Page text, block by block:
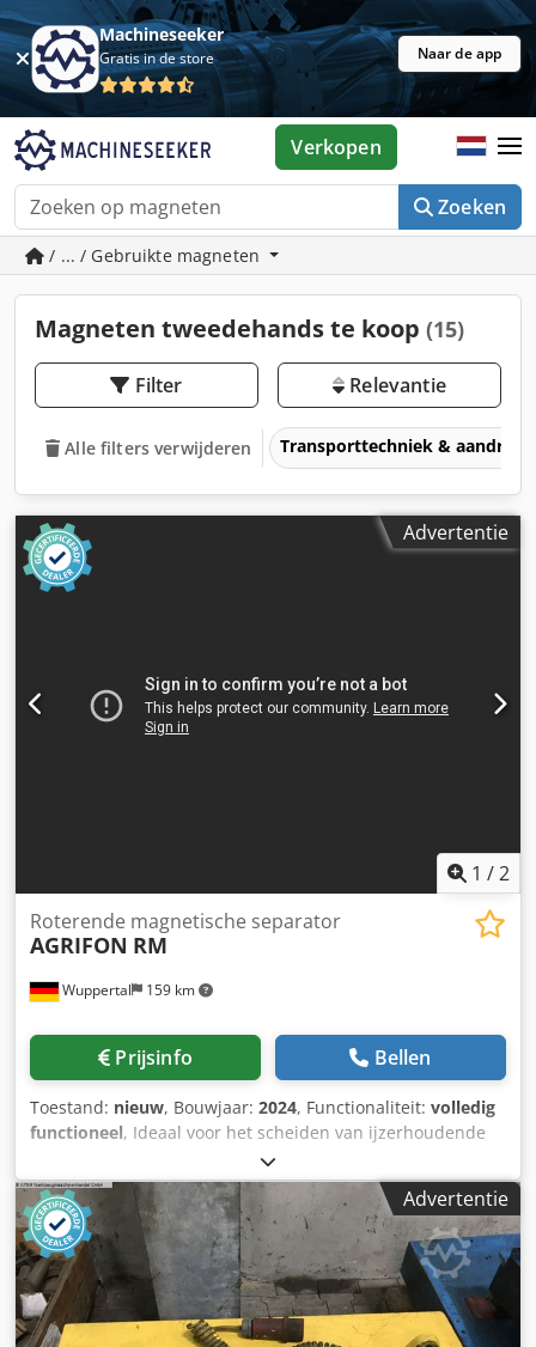
Machineseeker
Gratis in de store Naar de app
Zoeken
Verkopen
/ ... / Gebruikte magneten
Magneten tweedehands te koop (15)
Filter Relevantie
Alle filters verwijderen Transporttechniek &
Advertentie
1 /2
Wuppertal 159 km
Roterende magnetische separator
AGRIFON RM
Prijsinfo Bellen
Toestand: nieuw, Bouwjaar: 2024, Functionaliteit: volledig
functioneel, Ideaal voor het scheiden van ijzerhoudende
onzuiverheden uit granulaten zoals plastic en droge,
vrijstromende poeders zoals meel en suiker in vrije val
transportsystemen. Djdpfx Ajuc S Ihopyock We voeren
graag een test uit met uw materiaal om er zeker van te zijn
dat ons product perfect aan uw eisen voldoet. Als u nog
vragen hebt, aarzel dan niet om contact met ons op te
nemen.
Advertentie